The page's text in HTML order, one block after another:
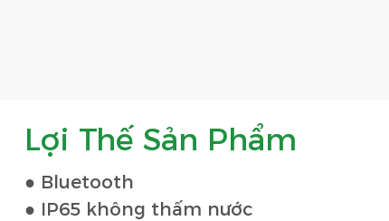
Lợi Thế Sản Phẩm
● Bluetooth
● IP65 không thấm nước